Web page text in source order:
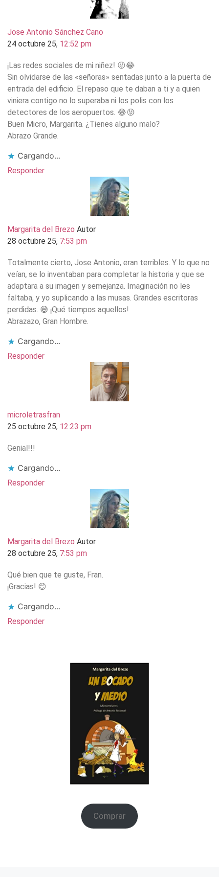
Jose Antonio Sánchez Cano
24 octubre 25, 12:52 pm
¡Las redes sociales de mi niñez! 😜😂
Sin olvidarse de las «señoras» sentadas junto a la puerta de
entrada del edificio. El repaso que te daban a ti y a quien
viniera contigo no lo superaba ni los polis con los
detectores de los aeropuertos. 😂😝
Buen Micro, Margarita. ¿Tienes alguno malo?
Abrazo Grande.
Cargando...
Responder
Margarita del Brezo Autor
28 octubre 25, 7:53 pm
Totalmente cierto, Jose Antonio, eran terribles. Y lo que no
veían, se lo inventaban para completar la historia y que se
adaptara a su imagen y semejanza. Imaginación no les
faltaba, y yo suplicando a las musas. Grandes escritoras
perdidas. 😅 ¡Qué tiempos aquellos!
Abrazazo, Gran Hombre.
Cargando...
Responder
microletrasfran
25 octubre 25, 12:23 pm
Genial!!!
Cargando...
Responder
Margarita del Brezo Autor
28 octubre 25, 7:53 pm
Qué bien que te guste, Fran.
¡Gracias! 😊
Cargando...
Responder
Comprar